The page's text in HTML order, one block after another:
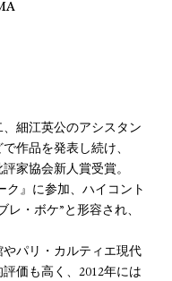
細江英公のアシスタン
作品を発表し続け、
家協会新人賞受賞。
ク』に参加、ハイコント
レ・ボケ”と形容され、
パリ・カルティエ現代
価も高く、2012年には